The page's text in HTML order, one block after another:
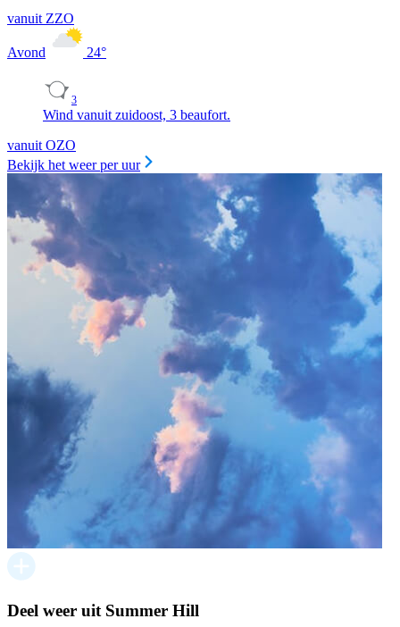
vanuit ZZO
Avond 24°
3
Wind vanuit zuidoost, 3 beaufort.
vanuit OZO
Bekijk het weer per uur
Deel weer uit Summer Hill